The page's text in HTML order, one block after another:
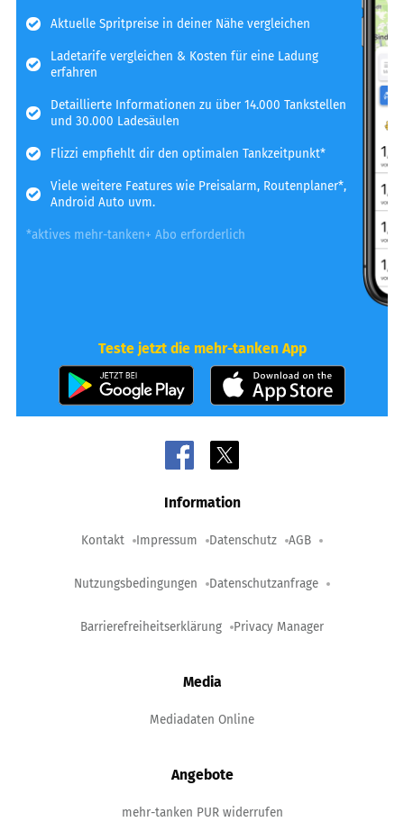
Aktuelle Spritpreise in deiner Nähe vergleichen
Ladetarife vergleichen & Kosten für eine Ladung
erfahren
Detaillierte Informationen zu über 14.000 Tankstellen
und 30.000 Ladesäulen
Flizzi empfiehlt dir den optimalen Tankzeitpunkt*
Viele weitere Features wie Preisalarm, Routenplaner*,
Android Auto uvm.
*aktives mehr-tanken+ Abo erforderlich
Teste jetzt die mehr-tanken App
Information
Kontakt Impressum Datenschutz AGB
Nutzungsbedingungen Datenschutzanfrage
Barrierefreiheitserklärung Privacy Manager
Media
Mediadaten Online
Angebote
mehr-tanken PUR widerrufen